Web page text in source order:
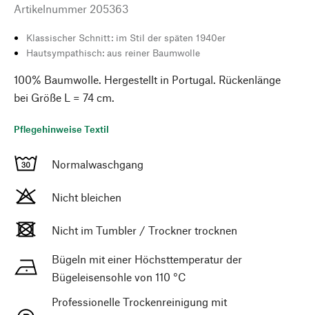
Artikelnummer 205363
Klassischer Schnitt: im Stil der späten 1940er
Hautsympathisch: aus reiner Baumwolle
100% Baumwolle. Hergestellt in Portugal. Rückenlänge
bei Größe L = 74 cm.
Pflegehinweise Textil
Normalwaschgang
Nicht bleichen
Nicht im Tumbler / Trockner trocknen
Bügeln mit einer Höchsttemperatur der
Bügeleisensohle von 110 °C
Professionelle Trockenreinigung mit